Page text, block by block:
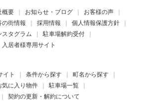
概要 お知らせ・ブログ
お客様の声
の街情報 採用情報
個人情報保護方針
スタグラム
駐車場解約受付
入居者様専用サイト
イト 条件から探す
町名から探す
気に入り物件
駐車場一覧
契約の更新・解約について